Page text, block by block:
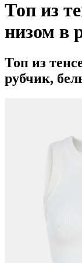
Топ из
низом в
Топ из
рубчик,